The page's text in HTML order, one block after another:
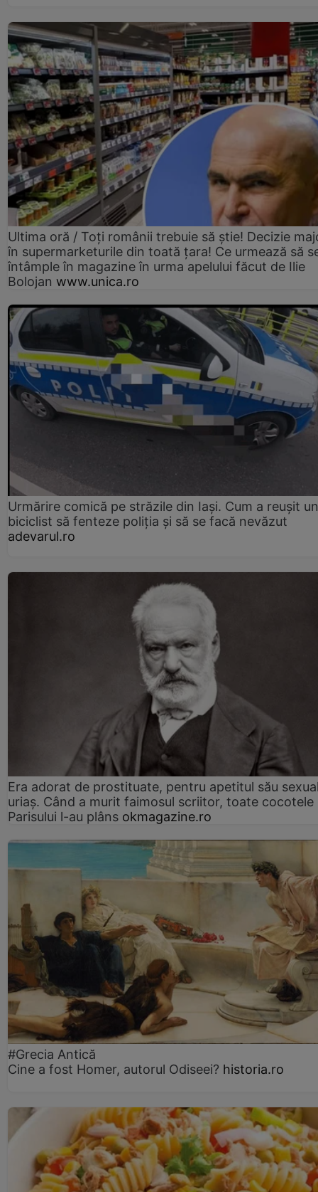
Ultima oră / Toți românii trebuie să știe! Decizie
în supermarketurile din toată țara! Ce urmează să
întâmple în magazine în urma apelului făcut de Ilie
Bolojan www.unica.ro
Urmărire comică pe străzile din Iași. Cum a reușit un
biciclist să fenteze poliția și să se facă nevăzut
adevarul.ro
Era adorat de prostituate, pentru apetitul său
uriaș. Când a murit faimosul scriitor, toate cocotele
Parisului l-au plâns okmagazine.ro
#Grecia Antică
Cine a fost Homer, autorul Odiseei? historia.ro